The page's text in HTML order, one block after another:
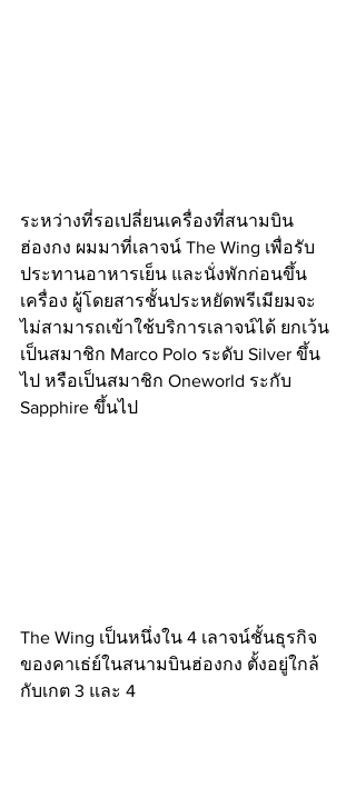
ระหว่างที่รอเปลี่ยนเครื่องที่สนามบิน
ฮ่องกง ผมมาที่เลาจน์ The Wing เพื่อรับ
ประทานอาหารเย็น และนั่งพักก่อนขึ้น
เครื่อง ผู้โดยสารชั้นประหยัดพรีเมียมจะ
ไม่สามารถเข้าใช้บริการเลาจน์ได้ ยกเว้น
เป็นสมาชิก Marco Polo ระดับ Silver ขึ้น
ไป หรือเป็นสมาชิก Oneworld ระกับ
Sapphire ขึ้นไป
The Wing เป็นหนึ่งใน 4 เลาจน์ชั้นธุรกิจ
ของคาเธ่ย์ในสนามบินฮ่องกง ตั้งอยู่ใกล้
กับเกต 3 และ 4